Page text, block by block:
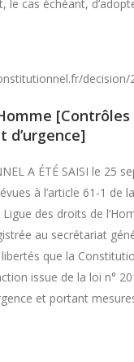
le cas échéant,
decision/
d’urgence]
A ÉTÉ SAISI le 25
à l’article 61-1
des droits de
au secrétariat
que la
issue de la loi n°
et portant